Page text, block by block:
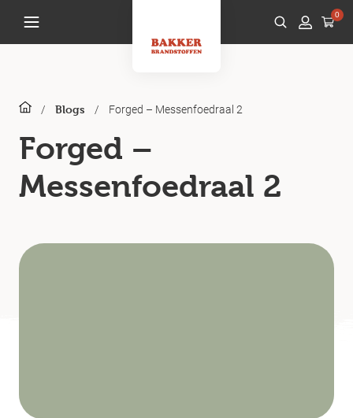
0
/ Blogs / Forged – Messenfoedraal 2
Forged –
Messenfoedraal 2